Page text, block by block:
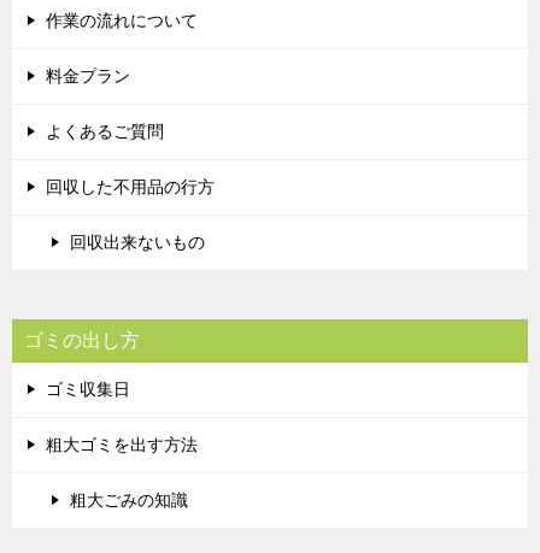
作業の流れについて
料金プラン
よくあるご質問
回収した不用品の行方
回収出来ないもの
ゴミの出し方
ゴミ収集日
粗大ゴミを出す方法
粗大ごみの知識